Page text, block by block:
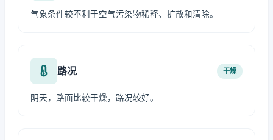
气象条件较不利于空气污染物稀释、扩散和清除。
路况 干燥
阴天，路面比较干燥，路况较好。